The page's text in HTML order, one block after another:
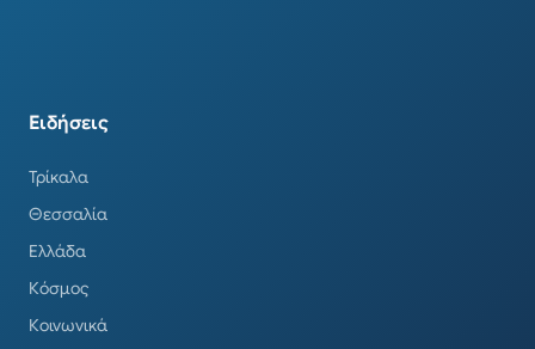
Ειδήσεις
Τρίκαλα
Θεσσαλία
Ελλάδα
Κόσμος
Κοινωνικά